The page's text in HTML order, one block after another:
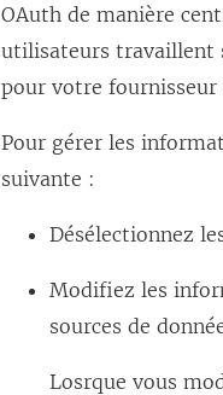
OAuth de manière
utilisateurs travaillent
pour votre fournisseur
Pour gérer les
suivante :
Désélectionnez
Modifiez les
sources de
Losrque vous